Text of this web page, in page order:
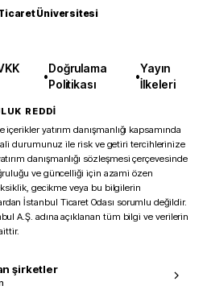
Üniversitesi
•
Doğrulama
Politikası
•
Yayın
İlkeleri
REDDİ
yatırım danışmanlığı kapsamında
durumunuz ile risk ve getiri tercihlerinize
danışmanlığı sözleşmesi çerçevesinde
ve güncelliği için azami özen
gecikme veya bu bilgilerin
İstanbul Ticaret Odası sorumlu değildir.
A.Ş. adına açıklanan tüm bilgi ve verilerin
şirketler